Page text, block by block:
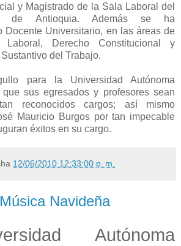
y Magistrado de la Sala Laboral del
de Antioquia. Además se ha
Docente Universitario, en las áreas de
Laboral, Derecho Constitucional y
del Trabajo.
para la Universidad Autónoma
que sus egresados y profesores sean
reconocidos cargos; así mismo
Mauricio Burgos por tan impecable
éxitos en su cargo.
12/06/2010 12:33:00 p. m.
Navideña
Autónoma